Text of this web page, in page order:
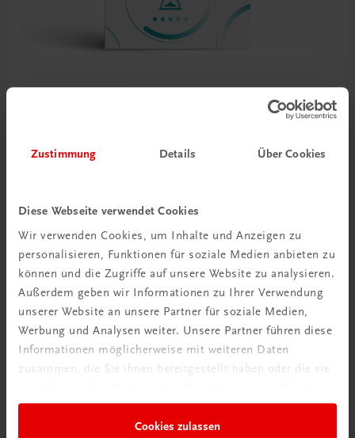
Zustimmung Details Über Cookies
Diese Webseite verwendet Cookies
Wir verwenden Cookies, um Inhalte und Anzeigen zu
personalisieren, Funktionen für soziale Medien anbieten zu
können und die Zugriffe auf unsere Website zu analysieren.
Außerdem geben wir Informationen zu Ihrer Verwendung
unserer Website an unsere Partner für soziale Medien,
Werbung und Analysen weiter. Unsere Partner führen diese
Informationen möglicherweise mit weiteren Daten
zusammen, die Sie ihnen bereitgestellt haben oder die sie
Cookies zulassen
NEUER LEHRPLAN MUSTERBAND
Neuer Lehrplan